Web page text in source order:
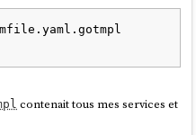
contenait tous mes services et